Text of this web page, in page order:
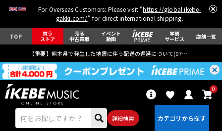
For Overseas Customers: Please visit "https://global.ikebe-
gakki.com/" for direct international shipping.
TOP 買う
ストア
売る
中古買取
イベント
動画
学割
サービス 店舗一覧
【重要】熊本県で発生した地震に伴う配送の遅延について(07月29日
詳細検索
0